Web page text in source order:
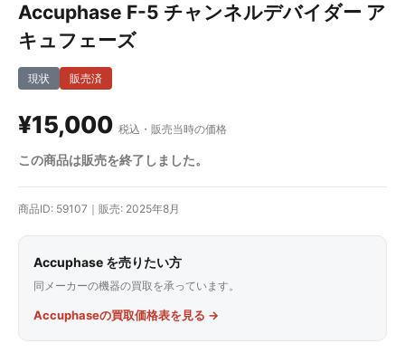
Accuphase F-5 チャンネルデバイダー ア
キュフェーズ
販売済
現状
¥15,000 税込・販売当時の価格
この商品は販売を終了しました。
商品ID: 59107｜販売: 2025年8月
Accuphase を売りたい方
同メーカーの機器の買取を承っています。
Accuphaseの買取価格表を見る →